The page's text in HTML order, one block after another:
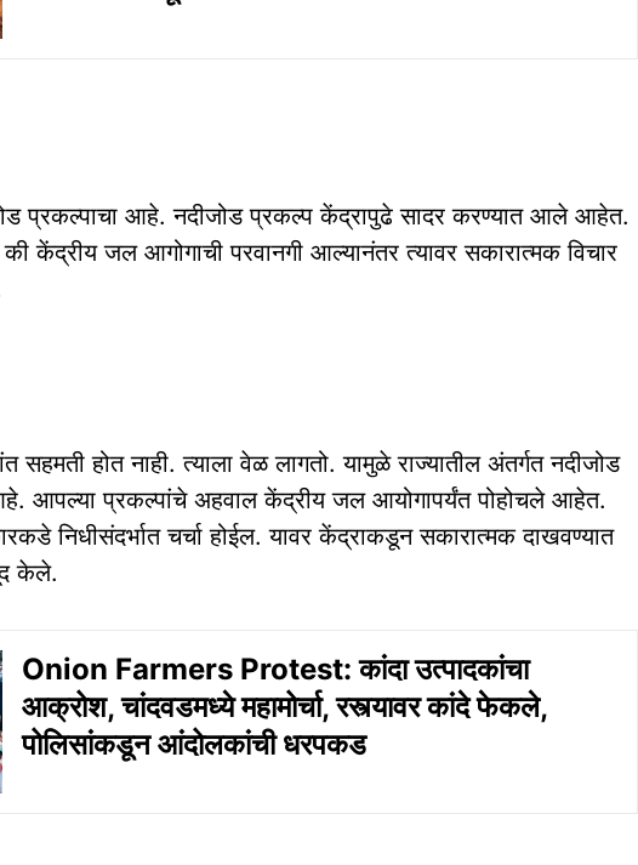
प्रकल्पाचा आहे. नदीजोड प्रकल्प केंद्रापुढे सादर करण्यात आले आहेत.
केंद्रीय जल आगोगाची परवानगी आल्यानंतर त्यावर सकारात्मक विचार
सहमती होत नाही. त्याला वेळ लागतो. यामुळे राज्यातील अंतर्गत नदीजोड
आपल्या प्रकल्पांचे अहवाल केंद्रीय जल आयोगापर्यंत पोहोचले आहेत.
निधीसंदर्भात चर्चा होईल. यावर केंद्राकडून सकारात्मक दाखवण्यात
केले.
Onion Farmers Protest: कांदा उत्पादकांचा
आक्रोश, चांदवडमध्ये महामोर्चा, रस्त्यावर कांदे फेकले,
पोलिसांकडून आंदोलकांची धरपकड